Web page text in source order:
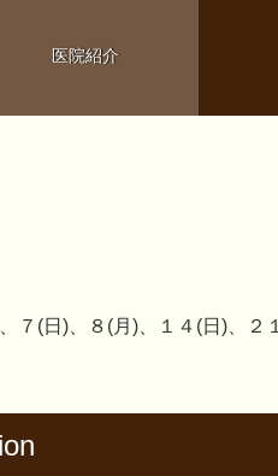
医院紹介
７(日)、８(月)、１４(日)、２